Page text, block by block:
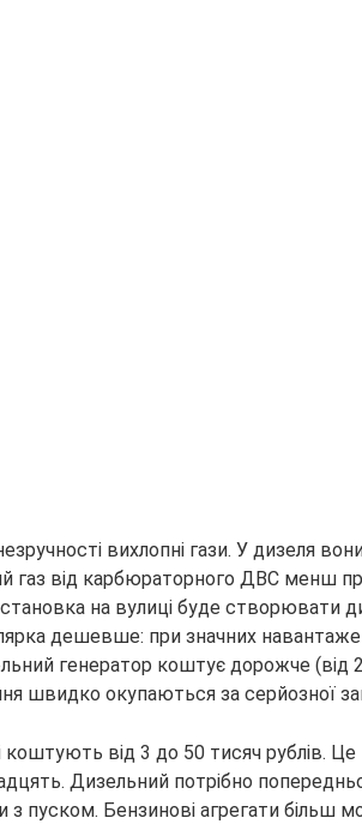
вихлопні гази. У дизеля вони
газ від карбюраторного ДВС менш
на вулиці буде створювати
дешевше: при значних
генератор коштує дорожче (від
швидко окупаються за серйозної
коштують від 3 до 50 тисяч рублів.
Дизельний потрібно
з пуском. Бензинові агрегати більш